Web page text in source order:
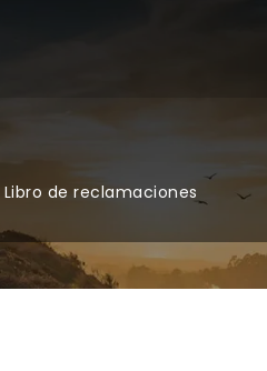
Libro de reclamaciones